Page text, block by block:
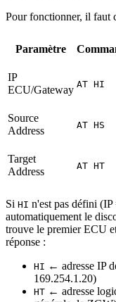
Pour fonctionner, il faut
Paramètre
IP
ECU/Gateway AT HI
Source
Address
AT HS
Target
Address
AT HT
Si HI n'est pas défini (IP
automatiquement le
trouve le premier ECU
réponse :
HI ← adresse IP
169.254.1.20)
HT ← adresse